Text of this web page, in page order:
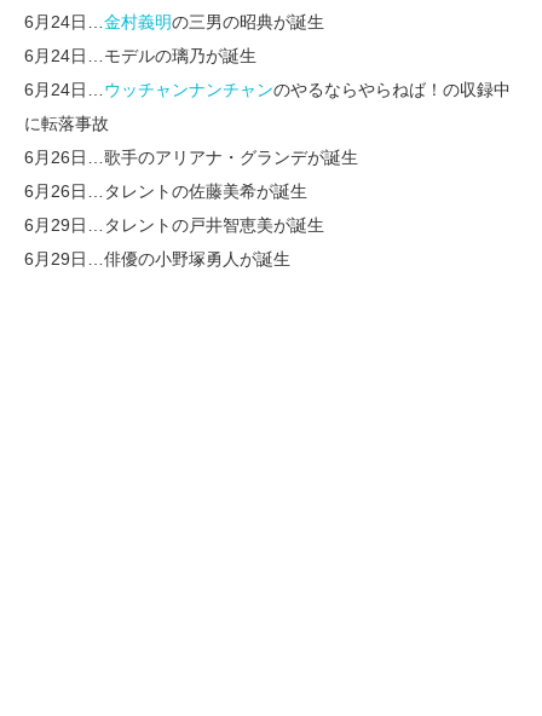
6月24日… 金村義明の三男の昭典が誕生
6月24日…モデルの璃乃が誕生
6月24日… ウッチャンナンチャンのやるならやらねば！の収録中
に転落事故
6月26日…歌手のアリアナ・グランデが誕生
6月26日…タレントの佐藤美希が誕生
6月29日…タレントの戸井智恵美が誕生
6月29日…俳優の小野塚勇人が誕生